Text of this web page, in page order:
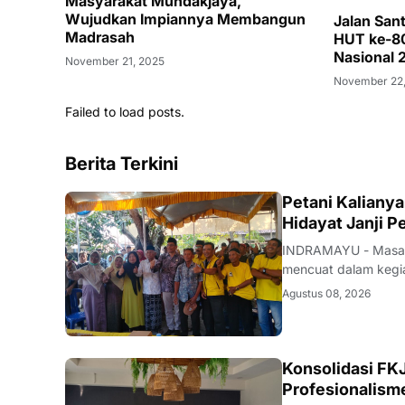
Wujudkan Impiannya Membangun
Madrasah
November 21, 2025
Jalan
HUT ke-
Nasional
November
Failed to load posts.
Berita Terkini
Petani
Hidayat Janji
INDRAMAYU -
mencuat dalam
Desa Krangkeng,
Agustus 08, 2026
Konsolidasi